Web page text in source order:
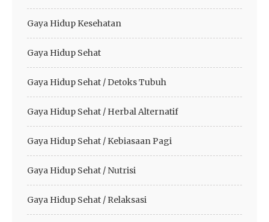
Gaya Hidup Kesehatan
Gaya Hidup Sehat
Gaya Hidup Sehat / Detoks Tubuh
Gaya Hidup Sehat / Herbal Alternatif
Gaya Hidup Sehat / Kebiasaan Pagi
Gaya Hidup Sehat / Nutrisi
Gaya Hidup Sehat / Relaksasi